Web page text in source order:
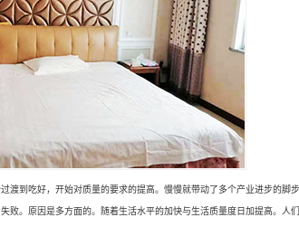
渡到吃好，开始对质量的要求的提高。慢慢就带动了多个产业进步的脚
败。原因是多方面的。随着生活水平的加快与生活质量度日加提高。人